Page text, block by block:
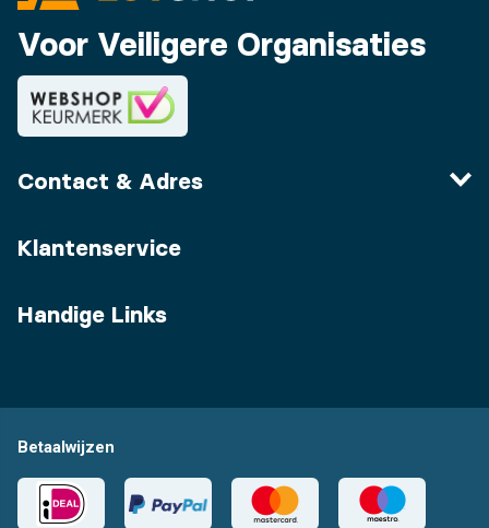
Voor Veiligere Organisaties
Contact & Adres
Klantenservice
Handige Links
Betaalwijzen